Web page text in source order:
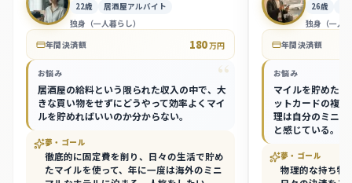
22歳 居酒屋アルバイト
独身（一人暮らし）
年間決済額
180万円
“
お悩み
居酒屋の給料という限られた収入の中で、大
きな買い物をせずにどうやって効率よくマイ
ルを貯めればいいのか分からない。
夢・ゴール
徹底的に固定費を削り、日々の生活で貯め
たマイルを使って、年に一度は海外のミニ
26歳
独身（一人
年間決済額
お悩み
マイルを貯めた
ットカードの複
理は自分のミニ
と感じている。
夢・ゴール
物理的な持ち物